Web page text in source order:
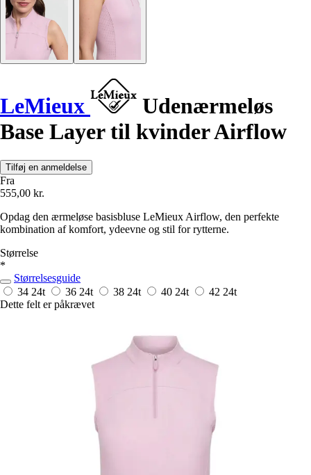
LeMieux
Udenærmeløs
Base Layer til kvinder Airflow
Tilføj en anmeldelse
Fra
555,00 kr.
Opdag den ærmeløse basisbluse LeMieux Airflow, den perfekte
kombination af komfort, ydeevne og stil for rytterne.
Størrelse
*
Størrelsesguide
34 24t 36 24t 38 24t 40 24t 42 24t
Dette felt er påkrævet